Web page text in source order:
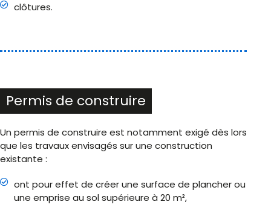
clôtures.
Permis de construire
Un permis de construire est notamment exigé dès lors
que les travaux envisagés sur une construction
existante :
ont pour effet de créer une surface de plancher ou
une emprise au sol supérieure à 20 m²,